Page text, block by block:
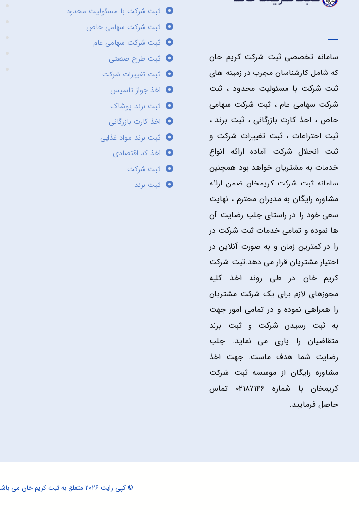
سامانه تخصصی ثبت شرکت کریم خان
که شامل کارشناسان مجرب در زمینه های
ثبت شرکت با مسئولیت محدود ، ثبت
شرکت سهامی عام ، ثبت شرکت سهامی
خاص ، اخذ کارت بازرگانی ، ثبت برند ،
ثبت اختراعات ، ثبت تغییرات شرکت و
ثبت انحلال شرکت آماده ارائه انواع
خدمات به مشتریان خواهد بود همچنین
سامانه ثبت شرکت کریمخان ضمن ارائه
مشاوره رایگان به مدیران محترم ، نهایت
سعی خود را در راستای جلب رضایت آن
ها نموده و تمامی خدمات ثبت شرکت در
را در کمترین زمان و به صورت آنلاین در
اختیار مشتریان قرار می دهد.ثبت شرکت
کریم خان در طی روند اخذ کلیه
مجوزهای لازم برای یک شرکت مشتریان
را همراهی نموده و در تمامی امور جهت
به ثبت رسیدن شرکت و ثبت برند
متقاضیان را یاری می نماید. جلب
رضایت شما هدف ماست. جهت اخذ
مشاوره رایگان از موسسه ثبت شرکت
کریمخان با شماره ۰۲۱۸۷۱۴۶ تماس
حاصل فرمایید.
ثبت شرکت با مسئولیت محدود
ثبت شرکت سهامی خاص
ثبت شرکت سهامی عام
ثبت طرح صنعتی
ثبت تغییرات شرکت
اخذ جواز تاسیس
ثبت برند پوشاک
اخذ کارت بازرگانی
ثبت برند مواد غذایی
اخذ کد اقتصادی
ثبت شرکت
ثبت برند
© کپی رایت ۲۰۲۶ متعلق به ثبت کریم خان می باشد.